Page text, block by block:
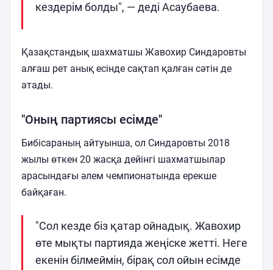
кездерім болды", — деді Асаубаева.
Қазақстандық шахматшы Жавохир Синдаровты
алғаш рет анық есінде сақтап қалған сәтін де
атады.
"Оның партиясы есімде"
Бибісараның айтуынша, ол Синдаровты 2018
жылы өткен 20 жасқа дейінгі шахматшылар
арасындағы әлем чемпионатында ерекше
байқаған.
"Сол кезде біз қатар ойнадық. Жавохир
өте мықты партияда жеңіске жетті. Неге
екенін білмеймін, бірақ сол ойын есімде